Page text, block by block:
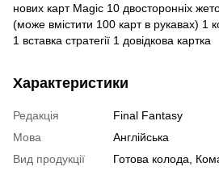
нових карт Magic 10 двосторонніх
(може вмістити 100 карт в рукавах) 1
1 вставка стратегії 1 довідкова картка
Характеристики
Редакція
Final Fantasy
Мова
Англійська
Вид продукції
Готова колода,